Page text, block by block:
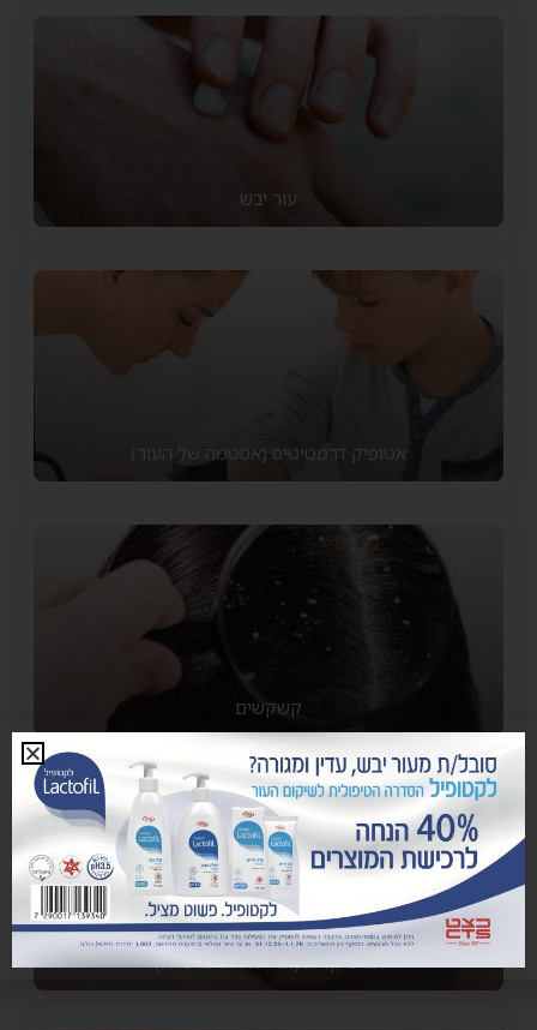
עור יבש
אטופיק דרמטיטיס (אסטמה של העור)
קשקשים
אורטיקריה (חרדלת או סרפדת)